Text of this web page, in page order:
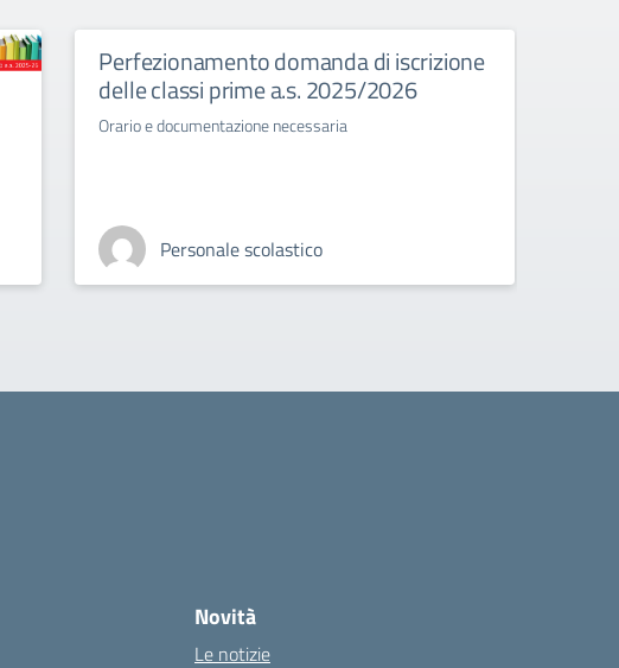
Perfezionamento domanda di iscrizione
delle classi prime a.s. 2025/2026
Orario e documentazione necessaria
Personale scolastico
Novità
Le notizie